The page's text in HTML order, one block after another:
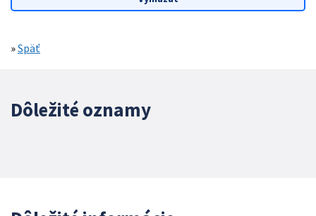
»Späť
Dôležité oznamy